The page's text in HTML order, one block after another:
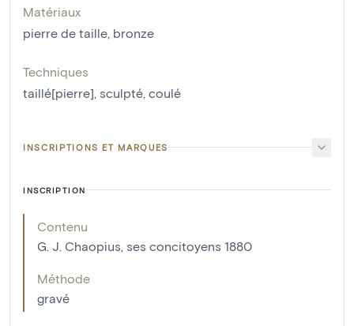
Matériaux
pierre de taille bronze
Techniques
taillé[pierre] sculpté coulé
INSCRIPTIONS ET MARQUES
INSCRIPTION
Contenu
G. J. Chaopius, ses concitoyens 1880
Méthode
gravé